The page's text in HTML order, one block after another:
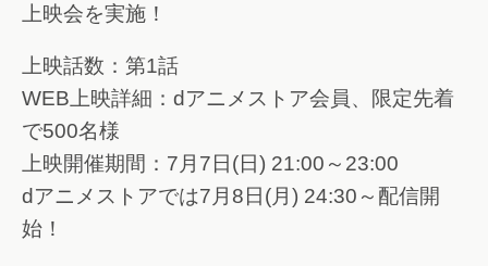
上映会を実施！
上映話数：第1話
WEB上映詳細：dアニメストア会員、限定先着
で500名様
上映開催期間：7月7日(日) 21:00～23:00
dアニメストアでは7月8日(月) 24:30～配信開
始！